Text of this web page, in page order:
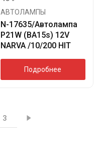
АВТОЛАМПЫ
N-17635/Автолампа
P21W (BA15s) 12V
NARVA /10/200 HIT
Подробнее
3